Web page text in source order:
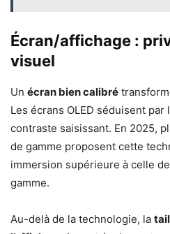
Écran/affichage :
visuel
Un écran bien calibré
Les écrans OLED séduisent
contraste saisissant. En 2025,
de gamme proposent cette
immersion supérieure à celle
gamme.
Au-delà de la technologie, la